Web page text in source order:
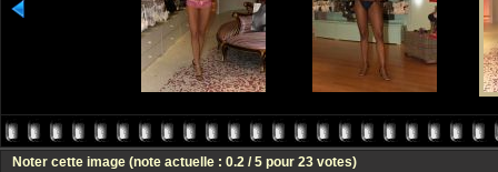
Noter cette image (note actuelle : 0.2 / 5 pour 23 votes)